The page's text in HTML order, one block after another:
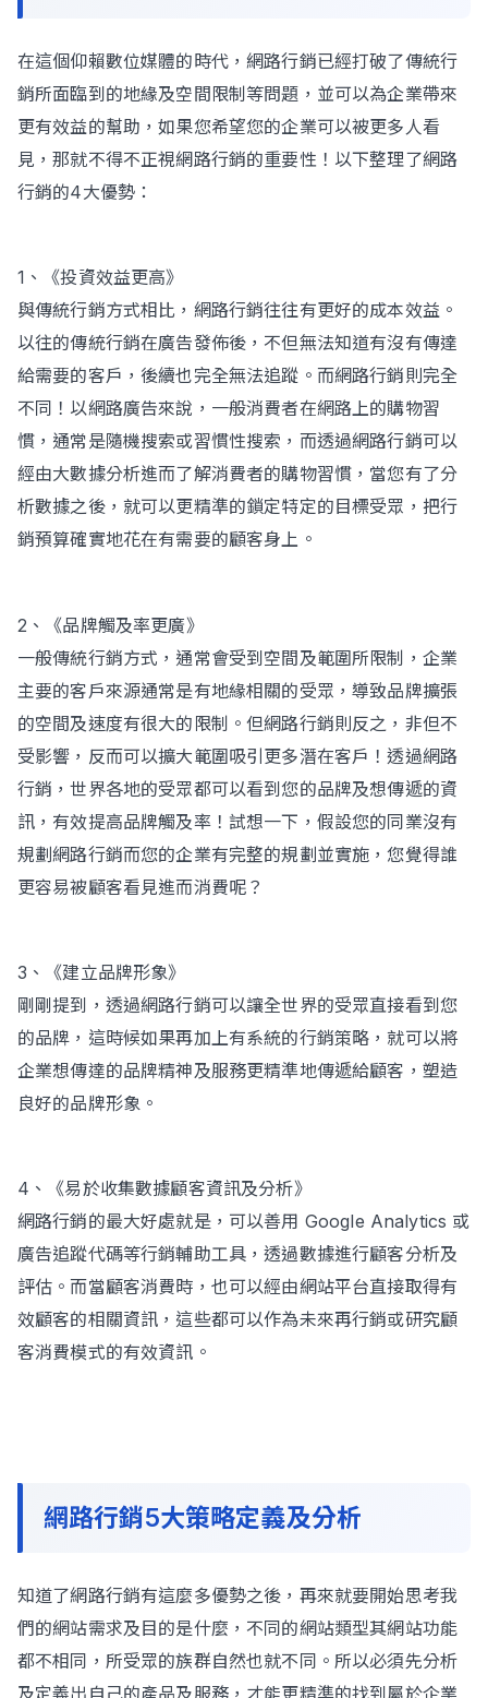
在這個仰賴數位媒體的時代，網路行銷已經打破了傳統行
銷所面臨到的地緣及空間限制等問題，並可以為企業帶來
更有效益的幫助，如果您希望您的企業可以被更多人看
見，那就不得不正視網路行銷的重要性！以下整理了網路
行銷的4大優勢：
1、《投資效益更高》
與傳統行銷方式相比，網路行銷往往有更好的成本效益。
以往的傳統行銷在廣告發佈後，不但無法知道有沒有傳達
給需要的客戶，後續也完全無法追蹤。而網路行銷則完全
不同！以網路廣告來說，一般消費者在網路上的購物習
慣，通常是隨機搜索或習慣性搜索，而透過網路行銷可以
經由大數據分析進而了解消費者的購物習慣，當您有了分
析數據之後，就可以更精準的鎖定特定的目標受眾，把行
銷預算確實地花在有需要的顧客身上。
2、《品牌觸及率更廣》
一般傳統行銷方式，通常會受到空間及範圍所限制，企業
主要的客戶來源通常是有地緣相關的受眾，導致品牌擴張
的空間及速度有很大的限制。但網路行銷則反之，非但不
受影響，反而可以擴大範圍吸引更多潛在客戶！透過網路
行銷，世界各地的受眾都可以看到您的品牌及想傳遞的資
訊，有效提高品牌觸及率！試想一下，假設您的同業沒有
規劃網路行銷而您的企業有完整的規劃並實施，您覺得誰
更容易被顧客看見進而消費呢？
3、《建立品牌形象》
剛剛提到，透過網路行銷可以讓全世界的受眾直接看到您
的品牌，這時候如果再加上有系統的行銷策略，就可以將
企業想傳達的品牌精神及服務更精準地傳遞給顧客，塑造
良好的品牌形象。
4、《易於收集數據顧客資訊及分析》
網路行銷的最大好處就是，可以善用 Google Analytics 或
廣告追蹤代碼等行銷輔助工具，透過數據進行顧客分析及
評估。而當顧客消費時，也可以經由網站平台直接取得有
效顧客的相關資訊，這些都可以作為未來再行銷或研究顧
客消費模式的有效資訊。
網路行銷5大策略定義及分析
知道了網路行銷有這麼多優勢之後，再來就要開始思考我
們的網站需求及目的是什麼，不同的網站類型其網站功能
都不相同，所受眾的族群自然也就不同。所以必須先分析
及定義出自己的產品及服務，才能更精準的找到屬於企業